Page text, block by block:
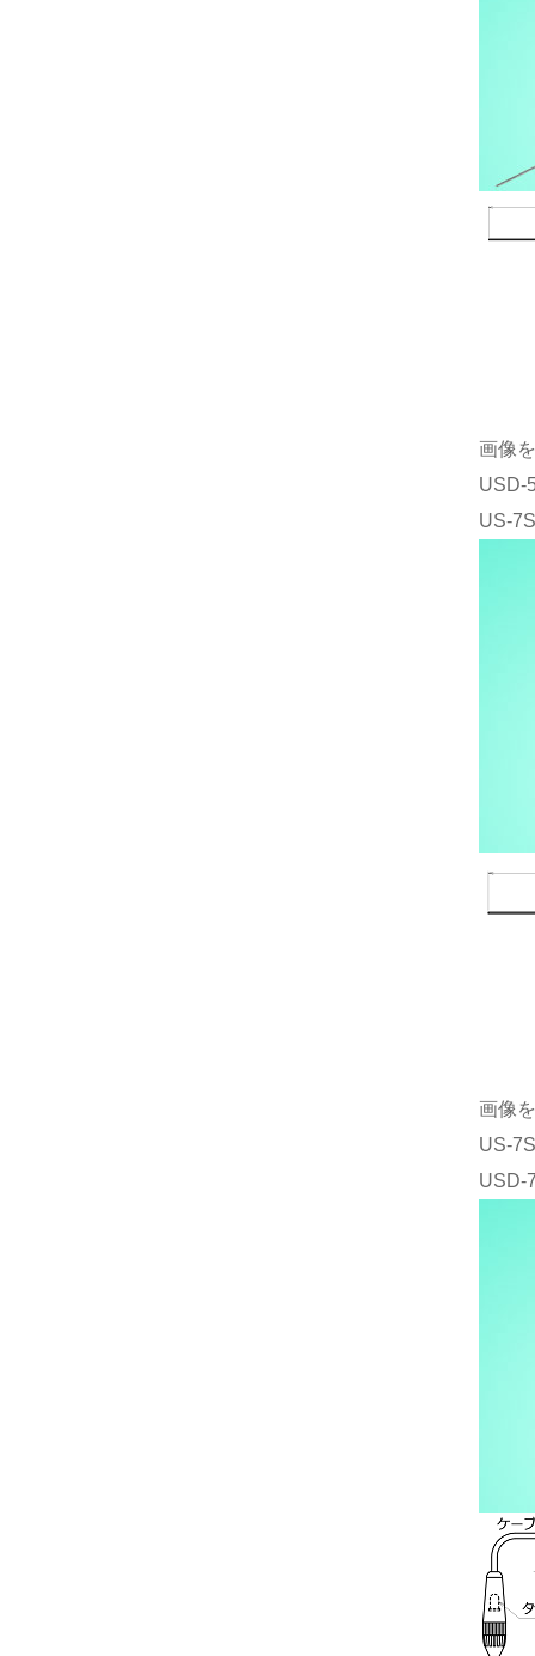
画像
USD-
US-7S
画像
US-
USD-